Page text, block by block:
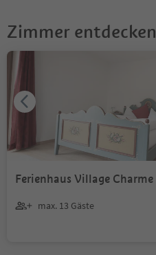
Zimmer entdecken
Ferienhaus Village Charme
max. 13 Gäste